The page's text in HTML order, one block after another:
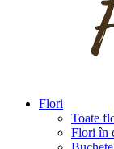
Flori
Toate
Flori în